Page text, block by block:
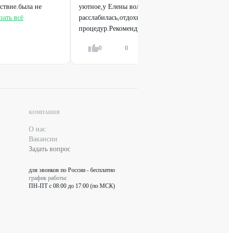
не
всё
уютное,у Елены волшебные руки.Я хорошо
расслабилась,отдохнула,получила удовольствие
процедур.Рекомендую.
0 0
КОМПАНИЯ
О нас
Вакансии
Задать вопрос
для звонков по России - бесплатно
график работы:
ПН-ПТ с 08:00 до 17:00 (по МСК)